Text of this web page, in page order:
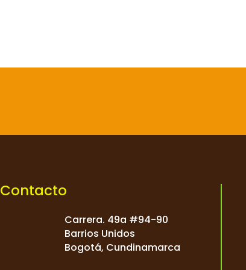
Contacto
Carrera. 49a #94-90
Barrios Unidos
Bogotá, Cundinamarca